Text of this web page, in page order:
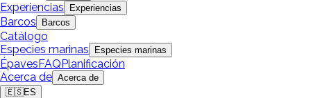
Experiencias Experiencias
Barcos Barcos
Catálogo
Especies marinas
Especies marinas
ÉpavesFAQPlanificación
Acerca de Acerca de
🇪🇸ES